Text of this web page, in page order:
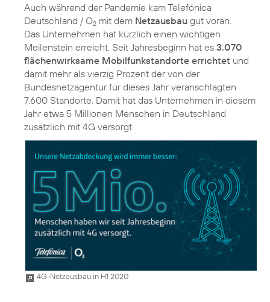
Auch während der Pandemie kam Telefónica
Deutschland / O2 mit dem Netzausbau gut voran.
Das Unternehmen hat kürzlich einen wichtigen
Meilenstein erreicht. Seit Jahresbeginn hat es 3.070
flächenwirksame Mobilfunkstandorte errichtet und
damit mehr als vierzig Prozent der von der
Bundesnetzagentur für dieses Jahr veranschlagten
7.600 Standorte. Damit hat das Unternehmen in diesem
Jahr etwa 5 Millionen Menschen in Deutschland
zusätzlich mit 4G versorgt.
4G-Netzausbau in H1 2020